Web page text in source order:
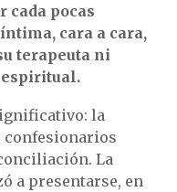
cada pocas
cara a cara,
terapeuta ni
la
confesionarios
La
a presentarse, en